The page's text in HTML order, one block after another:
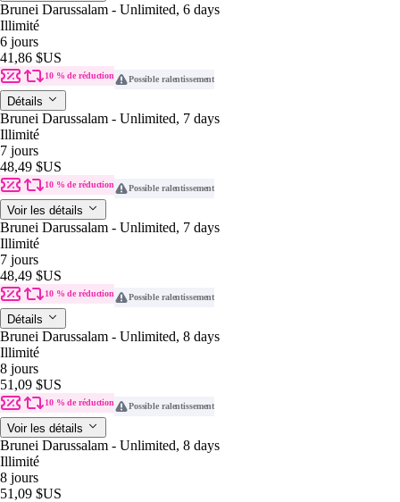
Brunei Darussalam - Unlimited, 6 days
Illimité
6 jours
41,86 $US
10 % de réduction Possible ralentissement
Détails
Brunei Darussalam - Unlimited, 7 days
Illimité
7 jours
48,49 $US
10 % de réduction Possible ralentissement
Voir les détails
Brunei Darussalam - Unlimited, 7 days
Illimité
7 jours
48,49 $US
10 % de réduction Possible ralentissement
Détails
Brunei Darussalam - Unlimited, 8 days
Illimité
8 jours
51,09 $US
10 % de réduction Possible ralentissement
Voir les détails
Brunei Darussalam - Unlimited, 8 days
Illimité
8 jours
51,09 $US